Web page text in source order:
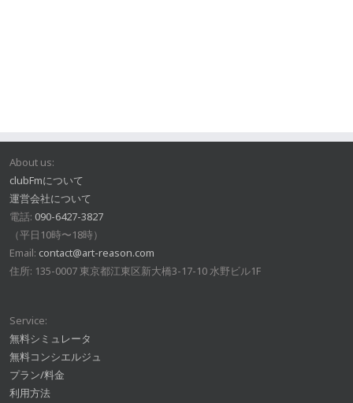
About us:
clubFmについて
運営会社について
電話: 090-6427-3827
（平日10時〜18時）
Email: contact@art-reason.com
住所: 135-0007 東京都江東区新大橋3-17-10 水野ビル1F
Service:
無料シミュレータ
無料コンシエルジュ
プラン/料金
利用方法